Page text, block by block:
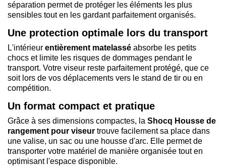
séparation permet de protéger les éléments les plus
sensibles tout en les gardant parfaitement organisés.
Une protection optimale lors du transport
L'intérieur entièrement matelassé absorbe les petits
chocs et limite les risques de dommages pendant le
transport. Votre viseur reste parfaitement protégé, que ce
soit lors de vos déplacements vers le stand de tir ou en
compétition.
Un format compact et pratique
Grâce à ses dimensions compactes, la Shocq Housse de
rangement pour viseur trouve facilement sa place dans
une valise, un sac ou une housse d'arc. Elle permet de
transporter votre matériel de manière organisée tout en
optimisant l'espace disponible.